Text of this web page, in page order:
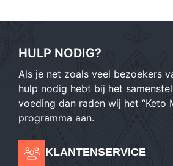
HULP NODIG?
Als je net zoals veel bezoekers
hulp nodig hebt bij het
voeding dan raden wij het “Keto
programma aan.
KLANTENSERVICE